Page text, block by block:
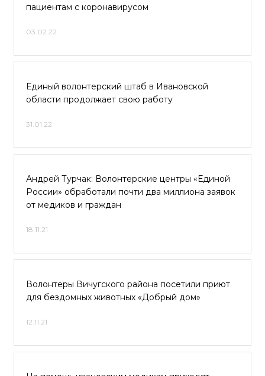
пациентам с коронавирусом
03.02.22
Единый волонтерский штаб в Ивановской
области продолжает свою работу
31.01.22
Андрей Турчак: Волонтерские центры «Единой
России» обработали почти два миллиона заявок
от медиков и граждан
18.11.21
Волонтеры Вичугского района посетили приют
для бездомных животных «Добрый дом»
12.11.21